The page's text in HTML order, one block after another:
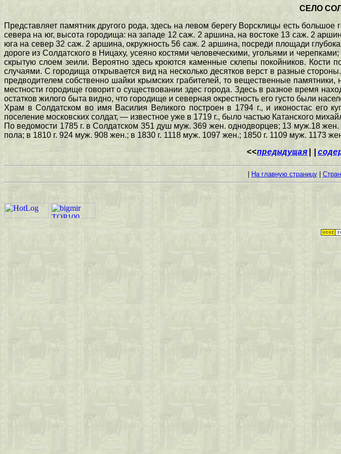
СЕЛО
Представляет памятник другого рода, здесь на левом берегу Ворсклицы есть
севера на юг, высота городища: на западе 12 саж. 2 аршина, на востоке 13 саж. 2
юга на север 32 саж. 2 аршина, окружность 56 саж. 2 аршина, посреди площади
дороге из Солдатского в Ницаху, усеяно костями человеческими, угольями и
скрытую слоем зеили. Вероятно здесь кроются каменные склепы покойников.
случаями. С городища открывается вид на несколько десятков верст в разные
предводителем собственно шайки крымских грабителей, то вещественные
местности городище говорит о существовании здес города. Здесь в разное время
остатков жилого быта видно, что городище и северная окрестность его густо были
Храм в Солдатском во имя Василия Великого построен в 1794 г., и иконостас его
поселение московских солдат, — известное уже в 1719 г., было частью Катанского
По ведомости 1785 г. в Солдатском 351 душ муж. 369 жен. однодворцев; 13 муж.18
пола; в 1810 г. 924 муж. 908 жен.; в 1830 г. 1118 муж. 1097 жен.; 1850 г. 1109 муж. 1173
<<предыдущая
На главную страницу|